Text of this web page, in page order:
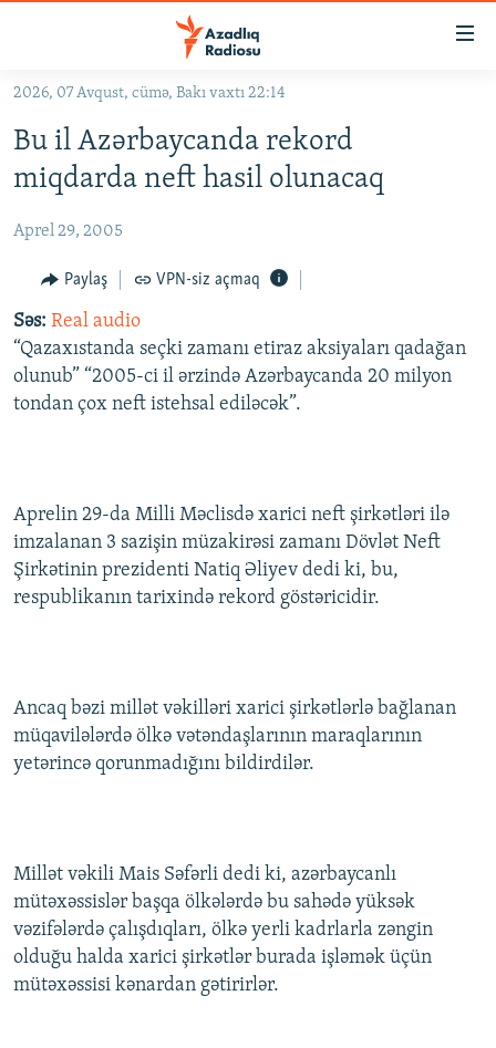
Əsas
qayıt
Əsas
naviqasiyaya
qayıt
KORRUPSIOMETR
#ƏSLINDƏ
FƏRQƏ BAX
QANUNI DOĞRU
ARAŞDIRMA
MULTIMEDIA
İNFOQRAFIKA
KARIKATURA
AZƏRBAYCAN ƏDƏBIYYATI KITABXANASI
İSLAM VƏ DEMOKRATIYA
İZ - MƏDƏNIYYƏT PROQRAMI
MISSIYAMIZ
PEŞƏ ETIKASI VƏ JURNALISTIKA STANDARTLARIMIZ
MATERIALLARIMIZDAN ISTIFADƏ
XƏBƏR BÜLLETENLƏRIMIZ
BIZI IZLƏ
2026, 07 Avqust, cümə, Bakı vaxtı 22:14
Bu il Azərbaycanda rekord
miqdarda neft hasil olunacaq
Aprel 29, 2005
Paylaş VPN-siz açmaq
Səs: Real audio
“Qazaxıstanda seçki zamanı etiraz aksiyaları qadağan
olunub” “2005-ci il ərzində Azərbaycanda 20 milyon
tondan çox neft istehsal ediləcək”.
Aprelin 29-da Milli Məclisdə xarici neft şirkətləri ilə
imzalanan 3 sazişin müzakirəsi zamanı Dövlət Neft
Şirkətinin prezidenti Natiq Əliyev dedi ki, bu,
respublikanın tarixində rekord göstəricidir.
Ancaq bəzi millət vəkilləri xarici şirkətlərlə bağlanan
müqavilələrdə ölkə vətəndaşlarının maraqlarının
yetərincə qorunmadığını bildirdilər.
Millət vəkili Mais Səfərli dedi ki, azərbaycanlı
mütəxəssislər başqa ölkələrdə bu sahədə yüksək
vəzifələrdə çalışdıqları, ölkə yerli kadrlarla zəngin
olduğu halda xarici şirkətlər burada işləmək üçün
mütəxəssisi kənardan gətirirlər.